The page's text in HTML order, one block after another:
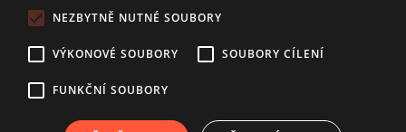
Zásady používání souborů cookies
Autoři
Nastavení cookies
NEZBYTNĚ NUTNÉ SOUBORY
VÝKONOVÉ SOUBORY SOUBORY CÍLENÍ
FUNKČNÍ SOUBORY